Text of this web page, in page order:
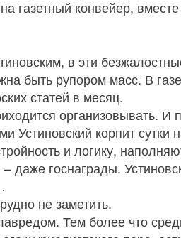
газетный конвейер,
в эти
быть рупором масс. В
статей в месяц.
организовывать. И
Устиновский корпит сутки
и логику,
даже госнаграды.
не заметить.
Тем более что